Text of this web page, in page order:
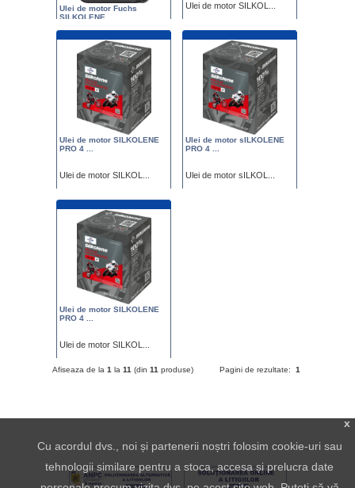
Ulei de motor Fuchs
SILKOLENE ...
Ulei de motor Fuchs ...
Pret : 65.00
Ulei de motor SILKOL...
Ulei de motor SILKOLENE
PRO 4 ...
Ulei de motor SILKOL...
Ulei de motor sILKOLENE
PRO 4 ...
Ulei de motor sILKOL...
Ulei de motor SILKOLENE
PRO 4 ...
Ulei de motor SILKOL...
Pret : 239.00
Afiseaza de la 1 la 11 (din 11 produse) Pagini de rezultate: 1
x
Cu acordul dvs., noi și partenerii noștri folosim cookie-uri sau
tehnologii similare pentru a stoca, accesa și prelucra date